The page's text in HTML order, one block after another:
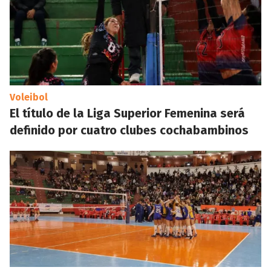
Voleibol
El título de la Liga Superior Femenina será
definido por cuatro clubes cochabambinos